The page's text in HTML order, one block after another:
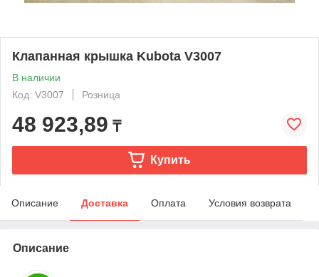
Клапанная крышка Kubota V3007
В наличии
Код: V3007
Розница
48 923,89 ₸
Купить
Описание Доставка Оплата Условия возврата
Описание